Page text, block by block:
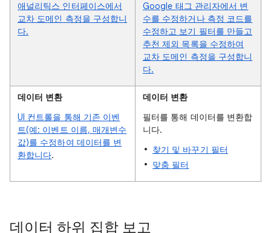
애널리틱스 인터페이스에서
교차 도메인 측정을 구성합니
다.
Google 태그 관리자에서 변
수를 수정하거나 측정 코드를
수정하고 보기 필터를 만들고
추천 제외 목록을 수정하여
교차 도메인 측정을 구성합니
다.
데이터 변환
UI 컨트롤을 통해 기존 이벤
트(예: 이벤트 이름, 매개변수
값)를 수정하여 데이터를 변
환합니다.
데이터 변환
필터를 통해 데이터를 변환합
니다.
찾기 및 바꾸기 필터
맞춤 필터
데이터 하위 집합 보고